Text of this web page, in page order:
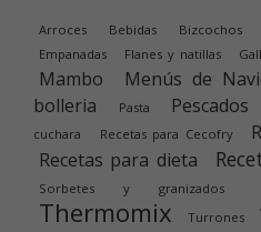
Arroces Bebidas Bizcochos
Empanadas Flanes y natillas
Mambo Menús de
bolleria
Pasta Pescados
cuchara
Recetas para Cecofry
Recetas para dieta
Sorbetes y granizados
Thermomix Turrones